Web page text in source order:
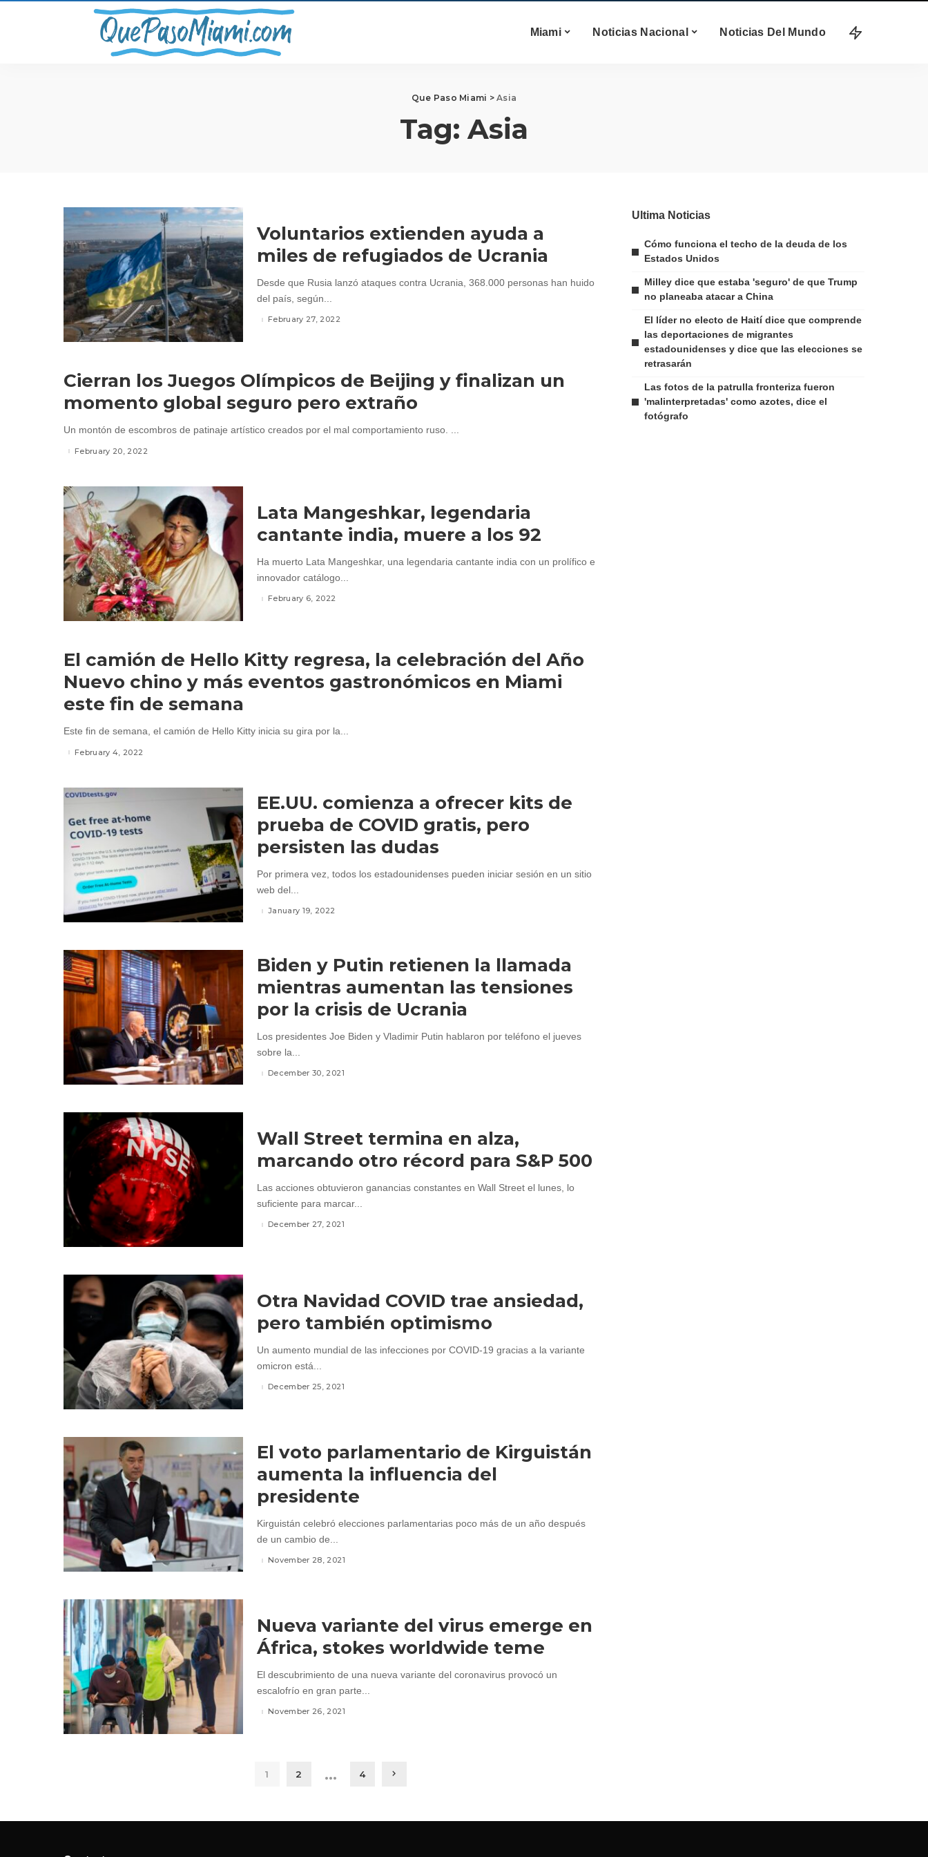
Miami Noticias Nacional Noticias Del Mundo
Que Paso Miami >Asia
Tag:Asia
Voluntarios extienden ayuda a
miles de refugiados de Ucrania
Desde que Rusia lanzó ataques contra Ucrania, 368.000 personas han huido
del país, según...
February 27, 2022
Cierran los Juegos Olímpicos de Beijing y finalizan un
momento global seguro pero extraño
Un montón de escombros de patinaje artístico creados por el mal comportamiento ruso. ...
February 20, 2022
Lata Mangeshkar, legendaria
cantante india, muere a los 92
Ha muerto Lata Mangeshkar, una legendaria cantante india con un prolífico e
innovador catálogo...
February 6, 2022
El camión de Hello Kitty regresa, la celebración del Año
Nuevo chino y más eventos gastronómicos en Miami
este fin de semana
Este fin de semana, el camión de Hello Kitty inicia su gira por la...
February 4, 2022
EE.UU. comienza a ofrecer kits de
prueba de COVID gratis, pero
persisten las dudas
Por primera vez, todos los estadounidenses pueden iniciar sesión en un sitio
web del...
January 19, 2022
Biden y Putin retienen la llamada
mientras aumentan las tensiones
por la crisis de Ucrania
Los presidentes Joe Biden y Vladimir Putin hablaron por teléfono el jueves
sobre la...
December 30, 2021
Wall Street termina en alza,
marcando otro récord para S&P 500
Las acciones obtuvieron ganancias constantes en Wall Street el lunes, lo
suficiente para marcar...
December 27, 2021
Otra Navidad COVID trae ansiedad,
pero también optimismo
Un aumento mundial de las infecciones por COVID-19 gracias a la variante
omicron está...
December 25, 2021
El voto parlamentario de Kirguistán
aumenta la influencia del
presidente
Kirguistán celebró elecciones parlamentarias poco más de un año después
de un cambio de...
November 28, 2021
Nueva variante del virus emerge en
África, stokes worldwide teme
El descubrimiento de una nueva variante del coronavirus provocó un
escalofrío en gran parte...
November 26, 2021
1 2 … 4
Ultima Noticias
Cómo funciona el techo de la deuda de los
Estados Unidos
Milley dice que estaba 'seguro' de que Trump
no planeaba atacar a China
El líder no electo de Haití dice que comprende
las deportaciones de migrantes
estadounidenses y dice que las elecciones se
retrasarán
Las fotos de la patrulla fronteriza fueron
'malinterpretadas' como azotes, dice el
fotógrafo